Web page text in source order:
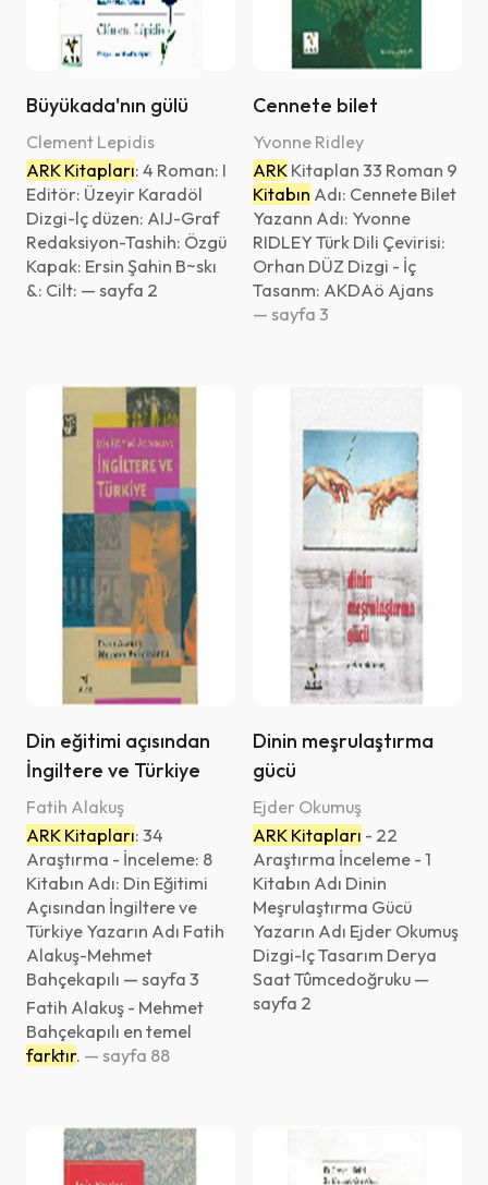
Eser Adı (Z'den - A'ya)
Yayın Tarihi (Eski - Yeni)
Yayın Tarihi (Yeni - Eski)
Yazar Adı (A'dan - Z'ye)
Yazar Adı (Z'den - A'ya)
Sayfa Sayısı (Az - Çok)
Sayfa Sayısı (Çok - Az)
Yükleme Tarihi (Eski-Yeni)
Yükleme Tarihi (Yeni-Eski)
Büyükada'nın gülü
Clement Lepidis
ARK Kitapları: 4 Roman: I
Editör: Üzeyir Karadöl
Dizgi-lç düzen: AIJ-Graf
Redaksiyon-Tashih: Özgü
Kapak: Ersin Şahin B~skı
&: Cilt: — sayfa 2
Cennete bilet
Yvonne Ridley
ARK Kitaplan 33 Roman 9
Kitabın Adı: Cennete Bilet
Yazann Adı: Yvonne
RIDLEY Türk Dili Çevirisi:
Orhan DÜZ Dizgi - İç
Tasanm: AKDAö Ajans
— sayfa 3
Din eğitimi açısından
İngiltere ve Türkiye
Fatih Alakuş
ARK Kitapları: 34
Araştırma - İnceleme: 8
Kitabın Adı: Din Eğitimi
Açısından İngiltere ve
Türkiye Yazarın Adı Fatih
Alakuş-Mehmet
Bahçekapılı — sayfa 3
Fatih Alakuş - Mehmet
Bahçekapılı en temel
farktır. — sayfa 88
Dinin meşrulaştırma
gücü
Ejder Okumuş
ARK Kitapları - 22
Araştırma İnceleme - 1
Kitabın Adı Dinin
Meşrulaştırma Gücü
Yazarın Adı Ejder Okumuş
Dizgi-Iç Tasarım Derya
Saat Tûmcedoğruku —
sayfa 2
QR Code taraması başarılı.
Sistemi kurumu ile kullanıyorsunuz.
Tamam
Vazgeç